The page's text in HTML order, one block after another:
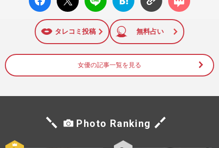
ok い
ト
ブック
に追加
ト
タレコミ投稿 無料占い
女優の記事一覧を見る
Photo Ranking